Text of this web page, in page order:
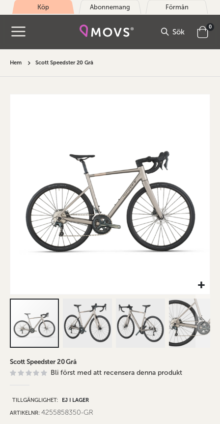
Köp Abonnemang Förmån
Sök Cart
0
Hem Scott Speedster 20 Grå
till
början
Scott Speedster 20 Grå
Bli först med att recensera denna produkt
TILLGÄNGLIGHET:
EJ I LAGER
ARTIKELNR 4255858350-GR